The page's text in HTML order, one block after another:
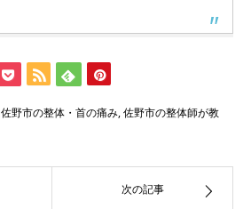
佐野市の整体・首の痛み,佐野市の整体師が教
次の記事